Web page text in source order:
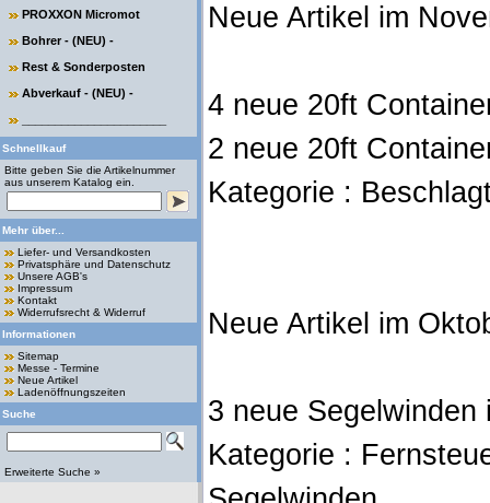
PROXXON Micromot
Bohrer - (NEU) -
Rest & Sonderposten
Abverkauf - (NEU) -
Schnellkauf
Bitte geben Sie die Artikelnummer
aus unserem Katalog ein.
Mehr über...
Liefer- und Versandkosten
Privatsphäre und Datenschutz
Unsere AGB's
Impressum
Kontakt
Widerrufsrecht & Widerruf
Informationen
Sitemap
Messe - Termine
Neue Artikel
Ladenöffnungszeiten
Suche
Erweiterte Suche »
Neue Artikel im
4 neue 20ft
2 neue 20ft
Kategorie :
Neue Artikel im
3 neue Segelwinden
Kategorie :